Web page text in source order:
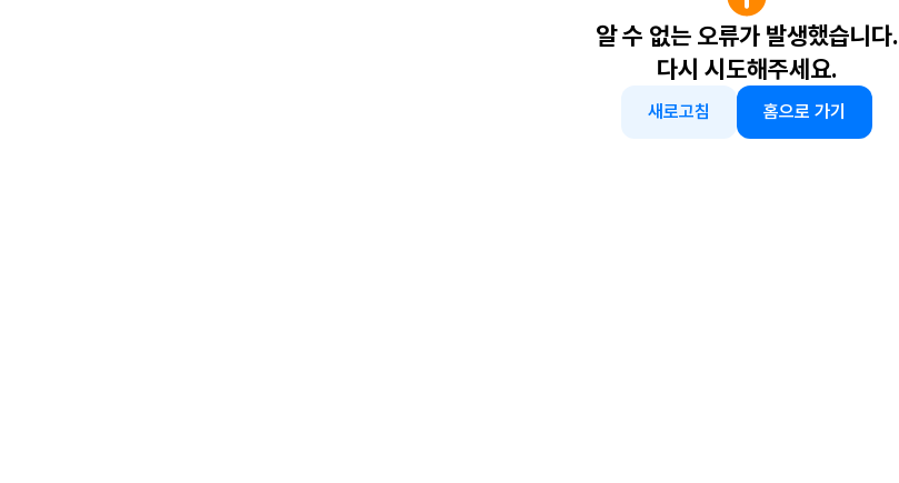
알 수 없는 오류가 발생했습니다.
다시 시도해주세요.
새로고침 홈으로 가기